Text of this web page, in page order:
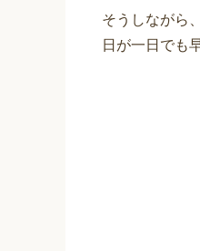
そうしながら
日が一日でも